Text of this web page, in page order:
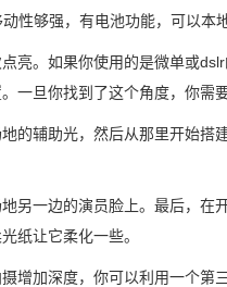
性够强，有电池功能，可以本
亮。如果你使用的是微单或
一旦你找到了这个角度，你需
的辅助光，然后从那里开始搭
另一边的演员脸上。最后，
纸让它柔化一些。
增加深度，你可以利用一个